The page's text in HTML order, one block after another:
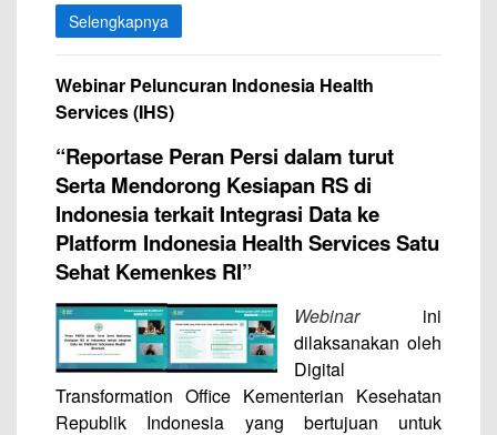
Selengkapnya
Webinar Peluncuran Indonesia Health
Services (IHS)
“Reportase Peran Persi dalam turut
Serta Mendorong Kesiapan RS di
Indonesia terkait Integrasi Data ke
Platform Indonesia Health Services Satu
Sehat Kemenkes RI”
Webinarini
dilaksanakan oleh
Digital
Transformation Office Kementerian Kesehatan
Republik Indonesia yang bertujuan untuk